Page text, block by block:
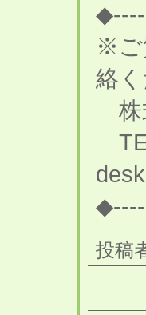
※ご
絡く
株
投稿